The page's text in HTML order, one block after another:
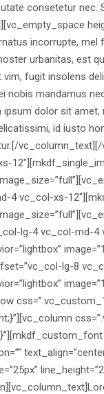
consetetur nec.
incorrupte,
urbanitas, est
fugit insolens
nobis mandamus
dolor sit
id iusto
vc_col-xs-
lg-4 vc_col-md-4
lg-8